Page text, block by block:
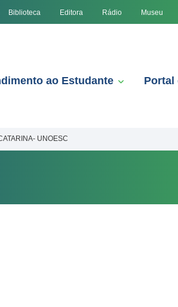
Biblioteca Editora Rádio Museu
ao Estudante Portal
UNOESC